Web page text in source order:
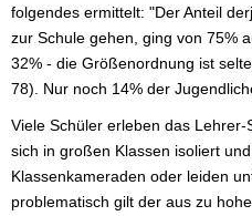
folgendes ermittelt: "Der Anteil
zur Schule gehen, ging von 75%
32% - die Größenordnung ist
78). Nur noch 14% der
Viele Schüler erleben das
sich in großen Klassen isoliert
Klassenkameraden oder leiden
problematisch gilt der aus zu